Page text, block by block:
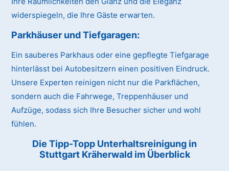
widerspiegeln, die Ihre Gäste erwarten.
Parkhäuser und Tiefgaragen:
Ein sauberes Parkhaus oder eine gepflegte Tiefgarage
hinterlässt bei Autobesitzern einen positiven Eindruck.
Unsere Experten reinigen nicht nur die Parkflächen,
sondern auch die Fahrwege, Treppenhäuser und
Aufzüge, sodass sich Ihre Besucher sicher und wohl
fühlen.
Die Tipp-Topp Unterhaltsreinigung in
Stuttgart Kräherwald im Überblick